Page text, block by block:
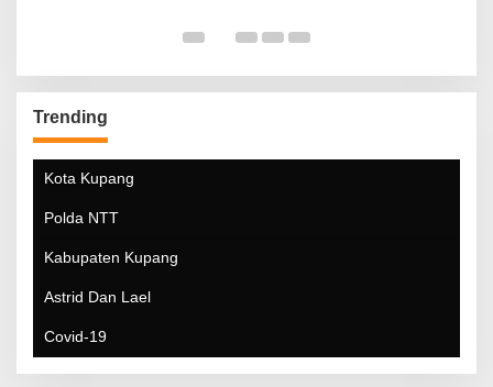
Trending
Kota Kupang
Polda NTT
Kabupaten Kupang
Astrid Dan Lael
Covid-19